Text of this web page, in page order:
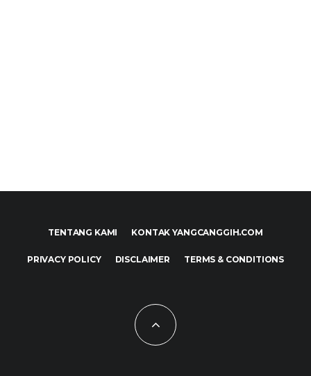
TENTANG KAMI KONTAK YANGCANGGIH.COM
PRIVACY POLICY DISCLAIMER TERMS & CONDITIONS